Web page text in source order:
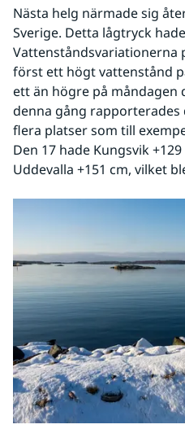
Nästa helg närmade sig
Sverige. Detta lågtryck
Vattenståndsvariationerna
först ett högt vattenstånd
ett än högre på måndagen
denna gång
flera platser som till
Den 17 hade Kungsvik
Uddevalla +151 cm, vilket